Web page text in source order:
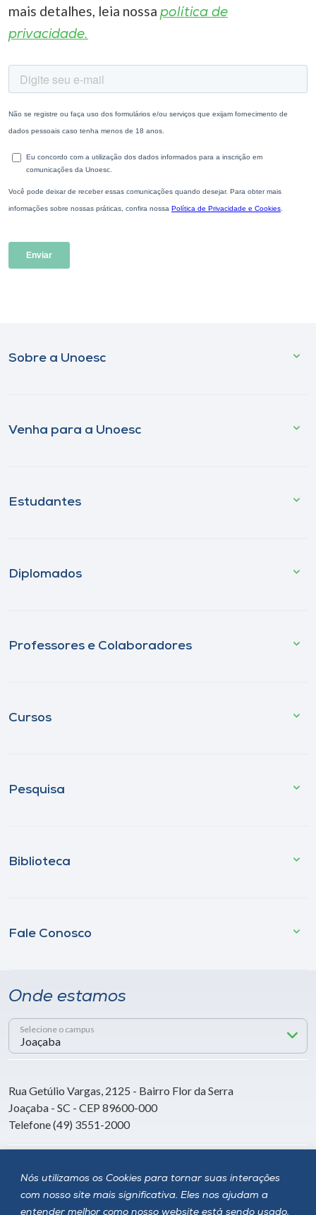
Nós utilizamos os Cookies para tornar suas interações
com nosso site mais significativa. Eles nos ajudam a
entender melhor como nosso website está sendo usado,
mais detalhes, leia nossa política de
privacidade.
Sobre a Unoesc
Venha para a Unoesc
Estudantes
Diplomados
Professores e Colaboradores
Cursos
Pesquisa
Biblioteca
Fale Conosco
Onde estamos
Selecione o campus
Rua Getúlio Vargas, 2125 - Bairro Flor da Serra
Joaçaba - SC - CEP 89600-000
Telefone (49) 3551-2000
Siga a Unoesc